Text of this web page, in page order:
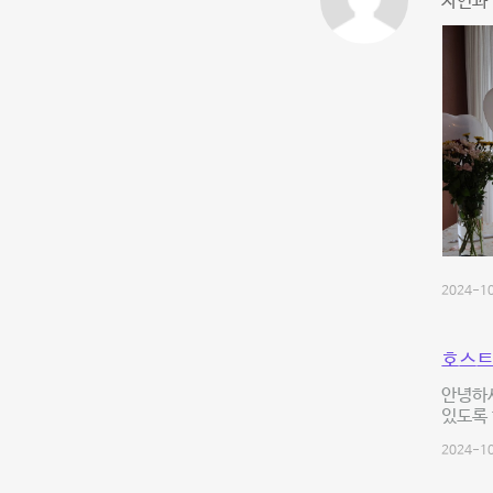
2024-
호스
안녕하
있도록
2024-